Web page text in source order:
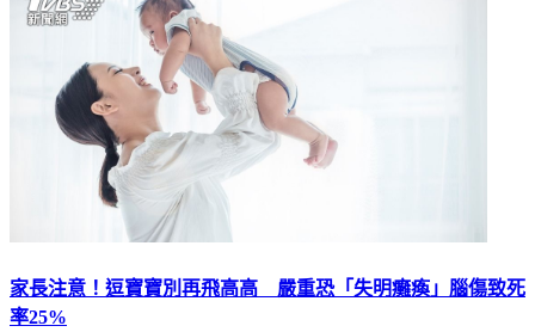
家長注意！逗寶寶別再飛高高 嚴重恐「失明癱瘓」腦傷致死
率25%